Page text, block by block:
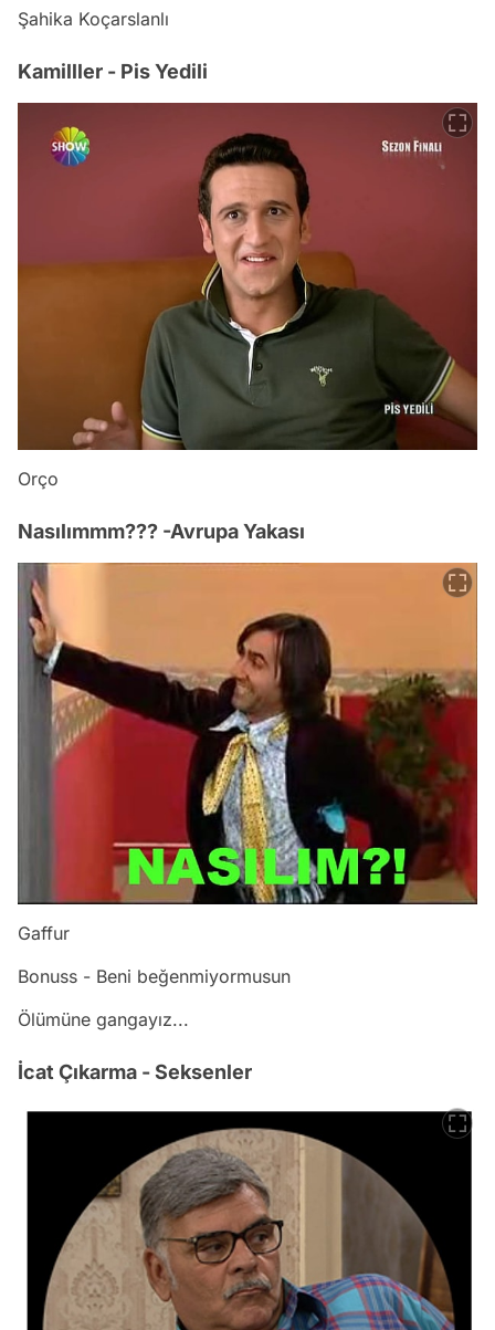
Şahika Koçarslanlı
Kamilller - Pis Yedili
Orço
Nasılımmm??? -Avrupa Yakası
Gaffur
Bonuss - Beni beğenmiyormusun
Ölümüne gangayız...
İcat Çıkarma - Seksenler